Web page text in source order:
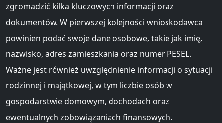
zgromadzić kilka kluczowych informacji oraz
dokumentów. W pierwszej kolejności wnioskodawca
powinien podać swoje dane osobowe, takie jak imię,
nazwisko, adres zamieszkania oraz numer PESEL.
Ważne jest również uwzględnienie informacji o sytuacji
rodzinnej i majątkowej, w tym liczbie osób w
gospodarstwie domowym, dochodach oraz
ewentualnych zobowiązaniach finansowych.